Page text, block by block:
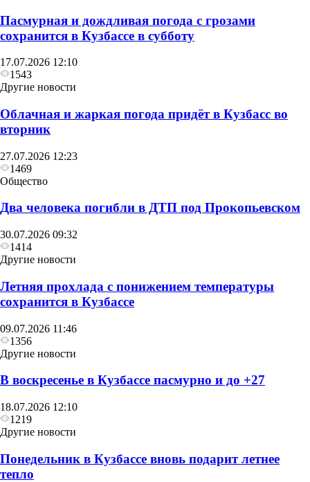
Пасмурная и дождливая погода с грозами
сохранится в Кузбассе в субботу
17.07.2026 12:10
1543
Другие новости
Облачная и жаркая погода придёт в Кузбасс во
вторник
27.07.2026 12:23
1469
Общество
Два человека погибли в ДТП под Прокопьевском
30.07.2026 09:32
1414
Другие новости
Летняя прохлада с понижением температуры
сохранится в Кузбассе
09.07.2026 11:46
1356
Другие новости
В воскресенье в Кузбассе пасмурно и до +27
18.07.2026 12:10
1219
Другие новости
Понедельник в Кузбассе вновь подарит летнее
тепло